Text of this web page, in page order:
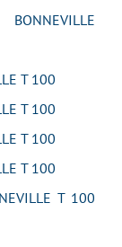
T 100
T 100
T 100
T 100
T 100